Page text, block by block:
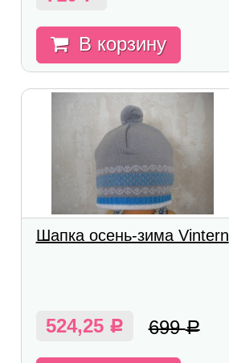
В корзину
Шапка осень-зима Vintern
524,25 Р 699Р